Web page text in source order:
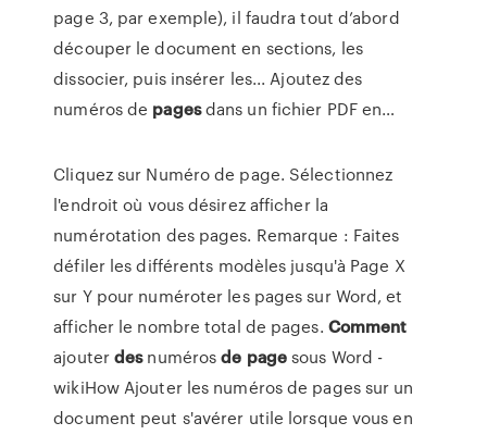
page 3, par exemple), il faudra tout d’abord
découper le document en sections, les
dissocier, puis insérer les... Ajoutez des
numéros de pagesdans un fichier PDF en…
Cliquez sur Numéro de page. Sélectionnez
l'endroit où vous désirez afficher la
numérotation des pages. Remarque : Faites
défiler les différents modèles jusqu'à Page X
sur Y pour numéroter les pages sur Word, et
afficher le nombre total de pages. Comment
ajouterdesnumérosde pagesous Word -
wikiHow Ajouter les numéros de pages sur un
document peut s'avérer utile lorsque vous en